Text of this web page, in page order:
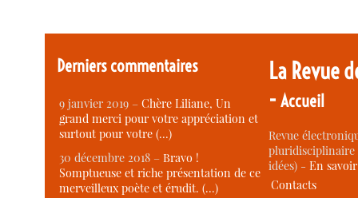
Derniers commentaires
9 janvier 2019 –Chère Liliane, Un
grand merci pour votre appréciation et
surtout pour votre (…)
30 décembre 2018 –Bravo !
Somptueuse et riche présentation de ce
merveilleux poète et érudit. (…)
La Revue
-Accueil
Revue
idées) -En
Contacts